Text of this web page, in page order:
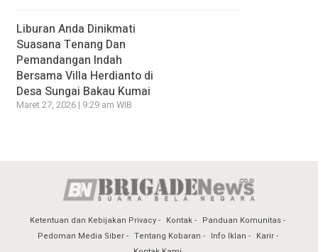
Liburan Anda Dinikmati
Suasana Tenang Dan
Pemandangan Indah
Bersama Villa Herdianto di
Desa Sungai Bakau Kumai
Maret 27, 2026 | 9:29 am WIB
Ketentuan dan Kebijakan Privacy Kontak
Panduan Komunitas
Pedoman Media Siber
Tentang Kobaran Info Iklan
Karir